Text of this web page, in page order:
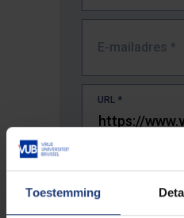
Toestemming
E-mailadres *
URL *
De volledige URL van